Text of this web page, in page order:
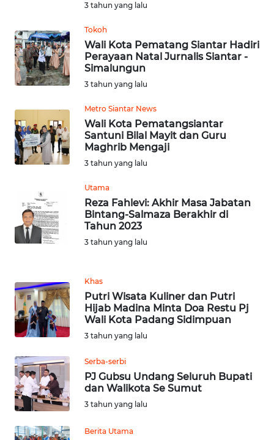
3 tahun yang lalu
Tokoh
Wali Kota Pematang Siantar Hadiri
Perayaan Natal Jurnalis Siantar -
Simalungun
3 tahun yang lalu
Metro Siantar News
Wali Kota Pematangsiantar
Santuni Bilal Mayit dan Guru
Maghrib Mengaji
3 tahun yang lalu
Utama
Reza Fahlevi: Akhir Masa Jabatan
Bintang-Salmaza Berakhir di
Tahun 2023
3 tahun yang lalu
Khas
Putri Wisata Kuliner dan Putri
Hijab Madina Minta Doa Restu Pj
Wali Kota Padang Sidimpuan
3 tahun yang lalu
Serba-serbi
PJ Gubsu Undang Seluruh Bupati
dan Walikota Se Sumut
3 tahun yang lalu
Berita Utama
WN
KALTARA
WN
WN
KALTIM
WN
GORONTALO
WN
MALUKU
WN
MALUT
WN
DAIRI